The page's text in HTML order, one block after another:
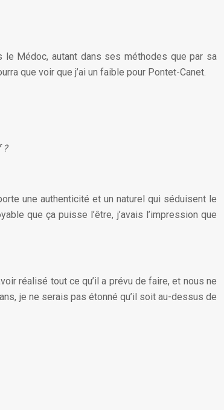
Médoc, autant dans ses méthodes que par sa
que voir que j’ai un faible pour Pontet-Canet.
?
une authenticité et un naturel qui séduisent le
que ça puisse l’être, j’avais l’impression que
réalisé tout ce qu’il a prévu de faire, et nous ne
je ne serais pas étonné qu’il soit au-dessus de